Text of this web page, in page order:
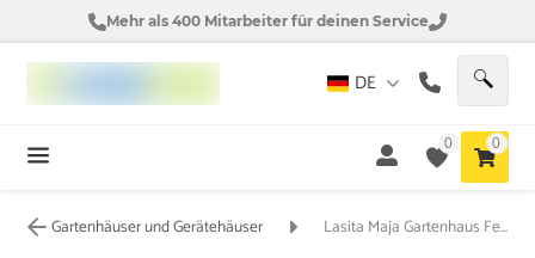
Mehr als 400 Mitarbeiter für deinen Service
DE
0 0
Gartenhäuser und Gerätehäuser Lasita Maja Gartenhaus Felix